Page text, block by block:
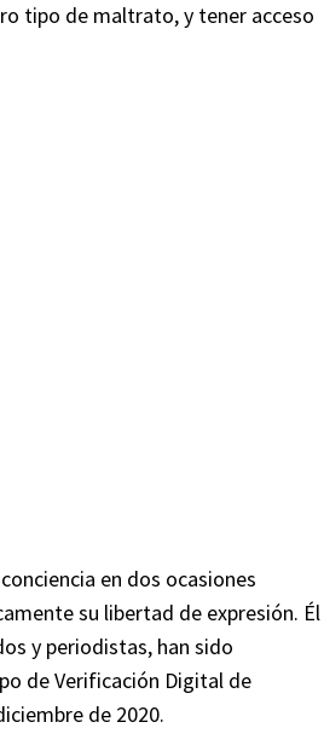
tipo de maltrato, y tener acceso
en dos ocasiones
su libertad de expresión. Él
y periodistas, han sido
de Verificación Digital de
de 2020.